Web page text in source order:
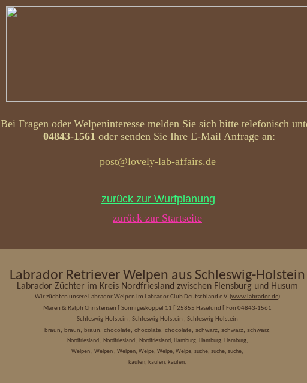
Bei Fragen oder Welpeninteresse melden Sie sich bitte telefonisch
04843-1561 oder senden Sie Ihre E-Mail Anfrage an:
post@lovely-lab-affairs.de
zurück zur Wurfplanung
zurück zur Startseite
Labrador Retriever Welpen aus Schleswig-Holstein
Labrador Züchter im Kreis Nordfriesland zwischen Flensburg und Husum
Wir züchten unsere Labrador Welpen im Labrador Club Deutschland e.V. (www.labrador.de)
Maren & Ralph Christensen [ Sönnigeskoppel 11 [ 25855 Haselund [ Fon 04843-1561
Schleswig-Holstein , Schleswig-Holstein , Schleswig-Holstein
braun, braun, braun, chocolate, chocolate, chocolate, schwarz, schwarz, schwarz,
Nordfriesland , Nordfriesland , Nordfriesland, Hamburg, Hamburg, Hamburg,
Welpen , Welpen , Welpen, Welpe, Welpe, Welpe, suche, suche, suche,
kaufen, kaufen, kaufen,